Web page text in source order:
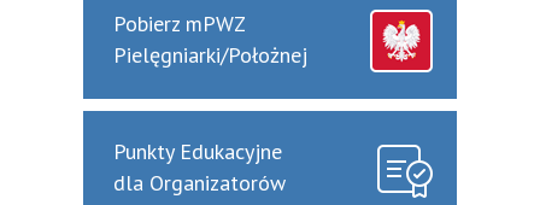
Pobierz mPWZ
Pielęgniarki/Położnej
Punkty Edukacyjne
dla Organizatorów